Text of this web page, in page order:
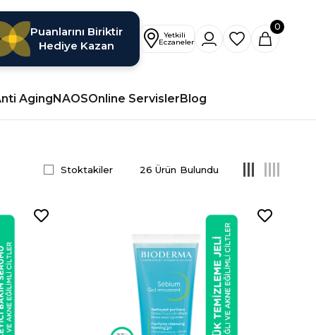
Puanlarını Biriktir
Hediye Kazan
0
AgingNAOSOnline ServislerBlog
Stoktakiler 26 Ürün